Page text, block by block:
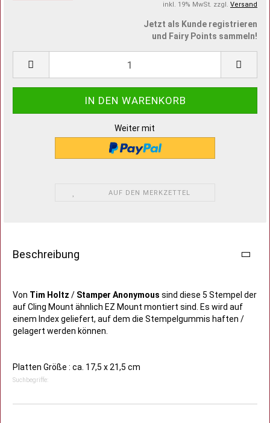
inkl. 19% MwSt. zzgl. Versand
Jetzt als Kunde registrieren
und Fairy Points sammeln!
Weiter mit
AUF DEN MERKZETTEL
Beschreibung
Von Tim Holtz / Stamper Anonymous sind diese 5 Stempel der
auf Cling Mount ähnlich EZ Mount montiert sind. Es wird auf
einem Index geliefert, auf dem die Stempelgummis haften /
gelagert werden können.
Platten Größe : ca. 17,5 x 21,5 cm
Suchbegriffe: